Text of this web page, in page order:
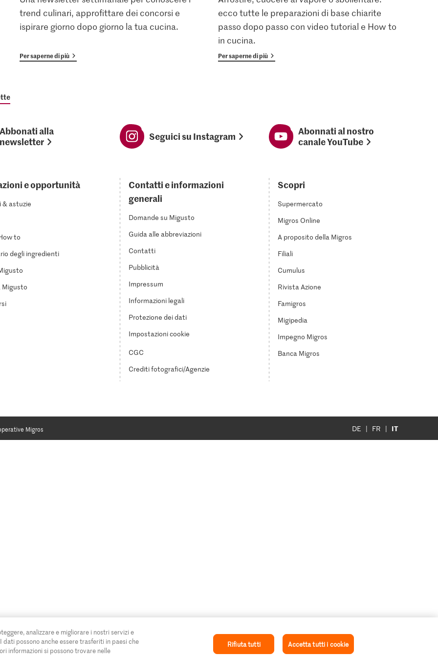
trend culinari, approfittare dei concorsi e
ispirare giorno dopo giorno la tua cucina.
Per saperne di più
ecco tutte le preparazioni di base chiarite
passo dopo passo con video tutorial e How to
in cucina.
Per saperne di più
Abbonati alla
newsletter
Seguici su Instagram
Abonnati al nostro
canale YouTube
e opportunità
& astuzie
to
degli ingredienti
Migusto
Contatti e informazioni
generali
Domande su Migusto
Guida alle abbreviazioni
Contatti
Pubblicità
Impressum
Informazioni legali
Protezione dei dati
Impostazioni cookie
CGC
Crediti fotografici/Agenzie
Scopri
Supermercato
Migros Online
A proposito della Migros
Filiali
Cumulus
Rivista Azione
Famigros
Migipedia
Impegno Migros
Banca Migros
Migros DE FR IT
analizzare e migliorare i nostri servizi e
possono anche essere trasferiti in paesi che
informazioni si possono trovare nelle
Rifiuta tutti Accetta tutti i cookie